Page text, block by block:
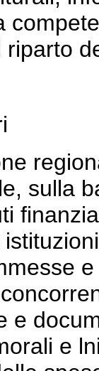
sulla
e
e